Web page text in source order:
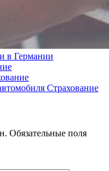
в Германии
Страхование
Обязательные поля